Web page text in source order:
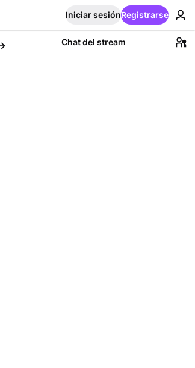
Iniciar sesiónRegistrarse
Chat del stream